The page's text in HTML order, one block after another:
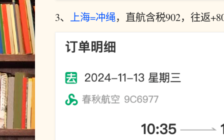
3、 上海=冲绳，直航含税902，往返